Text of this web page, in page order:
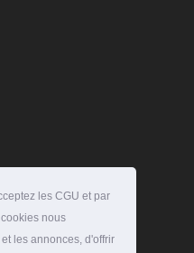
les CGU et par
nous
les annonces, d'offrir